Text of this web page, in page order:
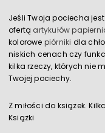
Jeśli Twoja pociecha
ofertą artykułów
kolorowe piórniki dla
niskich cenach czy
kilka rzeczy, których nie
Twojej pociechy.
Z miłości do książek.
Książki